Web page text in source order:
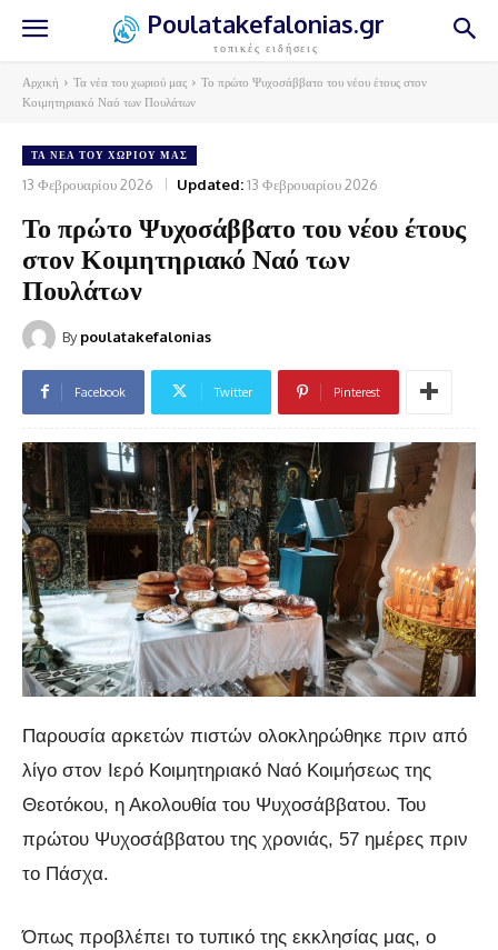
Poulatakefalonias.gr
τοπικές ειδήσεις
Αρχική Τα νέα του χωριού μας
Το πρώτο Ψυχοσάββατο του νέου έτους στον
Κοιμητηριακό Ναό των Πουλάτων
ΤΑ ΝΈΑ ΤΟΥ ΧΩΡΙΟΎ ΜΑΣ
13 Φεβρουαρίου 2026 Updated:13 Φεβρουαρίου 2026
Το πρώτο Ψυχοσάββατο του νέου έτους
στον Κοιμητηριακό Ναό των
Πουλάτων
By poulatakefalonias
Facebook Twitter Pinterest
Παρουσία αρκετών πιστών ολοκληρώθηκε πριν από
λίγο στον Ιερό Κοιμητηριακό Ναό Κοιμήσεως της
Θεοτόκου, η Ακολουθία του Ψυχοσάββατου. Του
πρώτου Ψυχοσάββατου της χρονιάς, 57 ημέρες πριν
το Πάσχα.
Όπως προβλέπει το τυπικό της εκκλησίας μας, ο